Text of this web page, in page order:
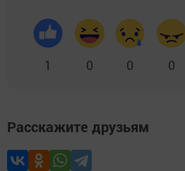
1 0 0 0
Расскажите друзьям